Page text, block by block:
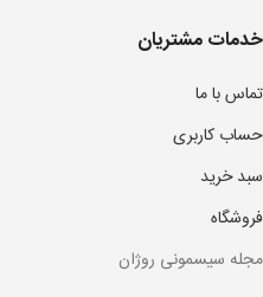
خدمات مشتریان
تماس با ما
حساب کاربری
سبد خرید
فروشگاه
مجله سیسمونی روژان